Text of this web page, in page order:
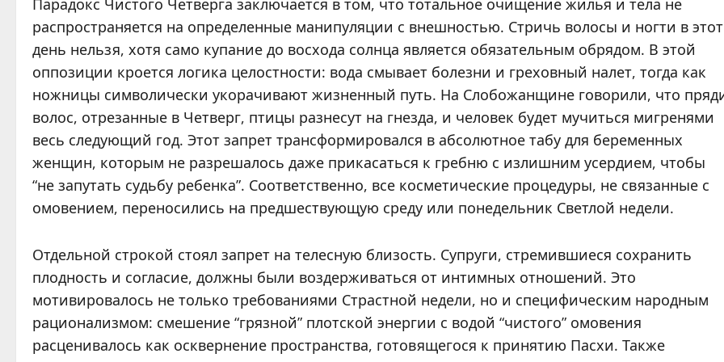
Парадокс Чистого Четверга заключается в том, что тотальное очищение жилья и тела не
распространяется на определенные манипуляции с внешностью. Стричь волосы и ногти в этот
день нельзя, хотя само купание до восхода солнца является обязательным обрядом. В этой
оппозиции кроется логика целостности: вода смывает болезни и греховный налет, тогда как
ножницы символически укорачивают жизненный путь. На Слобожанщине говорили, что
волос, отрезанные в Четверг, птицы разнесут на гнезда, и человек будет мучиться мигренями
весь следующий год. Этот запрет трансформировался в абсолютное табу для беременных
женщин, которым не разрешалось даже прикасаться к гребню с излишним усердием, чтобы
“не запутать судьбу ребенка”. Соответственно, все косметические процедуры, не связанные с
омовением, переносились на предшествующую среду или понедельник Светлой недели.
Отдельной строкой стоял запрет на телесную близость. Супруги, стремившиеся сохранить
плодность и согласие, должны были воздерживаться от интимных отношений. Это
мотивировалось не только требованиями Страстной недели, но и специфическим народным
рационализмом: смешение “грязной” плотской энергии с водой “чистого” омовения
расценивалось как осквернение пространства, готовящегося к принятию Пасхи. Также